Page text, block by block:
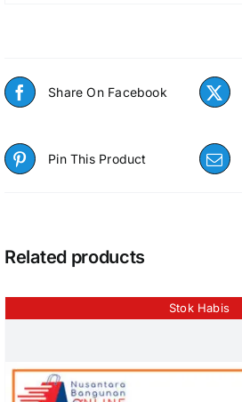
Share On Facebook
Pin This Product
Related products
Stok Habis